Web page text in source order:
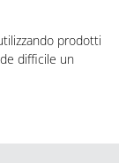
prodotti
difficile un